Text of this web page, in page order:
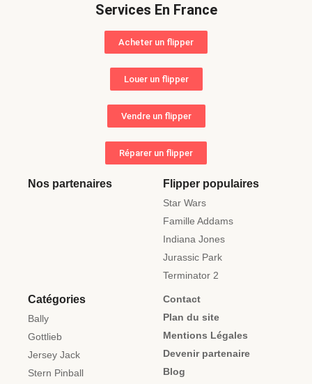
Services En France
Acheter un flipper
Louer un flipper
Vendre un flipper
Réparer un flipper
Nos partenaires Flipper populaires
Star Wars
Famille Addams
Indiana Jones
Jurassic Park
Terminator 2
Catégories
Bally
Gottlieb
Jersey Jack
Stern Pinball
Contact
Plan du site
Mentions Légales
Devenir partenaire
Blog